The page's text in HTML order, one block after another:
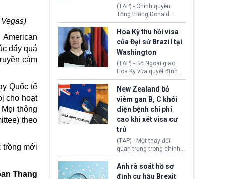
đẩy quá
cảm
Quốc tế
cho hoạt
thông
theo
trồng mới
Thang
(TAP) - Chính quyền
Tổng thống Donald
Trump đã hoàn trả
khoảng 100 tỷ USD thuế
quan từng thu theo Đạo
luật Quyền hạn Kinh tế
Khẩn cấp Quốc tế
(IEEPA). Động thái này
diễn ra sau phán quyết
hồi tháng 2 bởi Tòa án
Tối cao Hoa Kỳ
(SCOTUS) khi tuyên bố,
việc áp thuế diện rộng là
hoàn toàn bất hợp pháp.
Hoa Kỳ thu hồi visa
của Đại sứ Brazil tại
Washington
(TAP) - Bộ Ngoại giao
Hoa Kỳ vừa quyết định
thu hồi thị thực (visa)
của bà Maria Luiza
Ribeiro Viotti - Đại sứ
Brazil tại Washington.
Động thái trên diễn ra
trong bối cảnh tranh
chấp ngoại giao giữa
chính quyền Tổng thống
Donald Trump và chính
phủ cánh tả Tổng thống
da Silva đang leo thang
gay gắt.
New Zealand bỏ
viêm gan B, C khỏi
diện bệnh chi phí
cao khi xét visa cư
trú
(TAP) - Một thay đổi
quan trọng trong chính
sách nhập cư của New
Zealand đang mở ra
thêm cơ hội cho nhiều
Anh rà soát hồ sơ
định cư hậu Brexit